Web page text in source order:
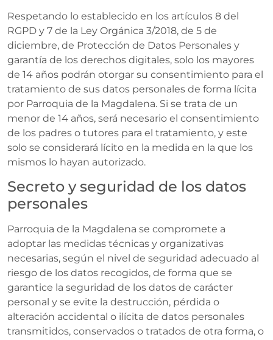
Respetando lo establecido en los artículos 8 del
RGPD y 7 de la Ley Orgánica 3/2018, de 5 de
diciembre, de Protección de Datos Personales y
garantía de los derechos digitales, solo los mayores
de 14 años podrán otorgar su consentimiento para el
tratamiento de sus datos personales de forma lícita
por Parroquia de la Magdalena. Si se trata de un
menor de 14 años, será necesario el consentimiento
de los padres o tutores para el tratamiento, y este
solo se considerará lícito en la medida en la que los
mismos lo hayan autorizado.
Secreto y seguridad de los datos
personales
Parroquia de la Magdalena se compromete a
adoptar las medidas técnicas y organizativas
necesarias, según el nivel de seguridad adecuado al
riesgo de los datos recogidos, de forma que se
garantice la seguridad de los datos de carácter
personal y se evite la destrucción, pérdida o
alteración accidental o ilícita de datos personales
transmitidos, conservados o tratados de otra forma, o